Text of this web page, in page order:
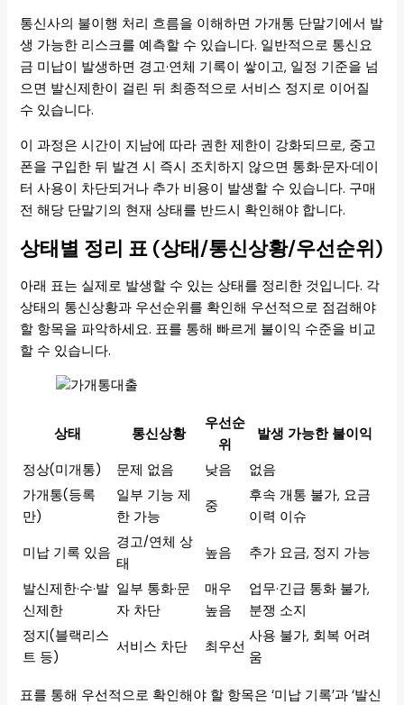
통신사의 불이행 처리 흐름을 이해하면 가개통 단말기에서 발
생 가능한 리스크를 예측할 수 있습니다. 일반적으로 통신요
금 미납이 발생하면 경고·연체 기록이 쌓이고, 일정 기준을 넘
으면 발신제한이 걸린 뒤 최종적으로 서비스 정지로 이어질
수 있습니다.
이 과정은 시간이 지남에 따라 권한 제한이 강화되므로, 중고
폰을 구입한 뒤 발견 시 즉시 조치하지 않으면 통화·문자·데이
터 사용이 차단되거나 추가 비용이 발생할 수 있습니다. 구매
전 해당 단말기의 현재 상태를 반드시 확인해야 합니다.
상태별 정리 표 (상태/통신상황/우선순위)
아래 표는 실제로 발생할 수 있는 상태를 정리한 것입니다. 각
상태의 통신상황과 우선순위를 확인해 우선적으로 점검해야
할 항목을 파악하세요. 표를 통해 빠르게 불이익 수준을 비교
할 수 있습니다.
상태 통신상황
우선순
위
발생 가능한 불이익
정상(미개통) 문제 없음 낮음
없음
가개통(등록
만)
일부 기능 제
한 가능
중
후속 개통 불가, 요금
이력 이슈
미납 기록 있음
경고/연체 상
태
높음 추가 요금, 정지 가능
발신제한·수·발
신제한
일부 통화·문
자 차단
매우
높음
업무·긴급 통화 불가,
분쟁 소지
정지(블랙리스
트 등)
서비스 차단 최우선
사용 불가, 회복 어려
움
표를 통해 우선적으로 확인해야 할 항목은 ‘미납 기록’과 ‘발신